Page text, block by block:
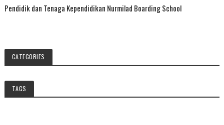
Pendidik dan Tenaga Kependidikan Nurmilad Boarding School
CATEGORIES
TAGS